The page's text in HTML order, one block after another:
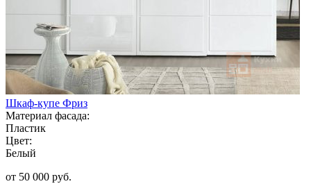
Шкаф-купе Фриз
Материал фасада:
Пластик
Цвет:
Белый
от 50 000 руб.